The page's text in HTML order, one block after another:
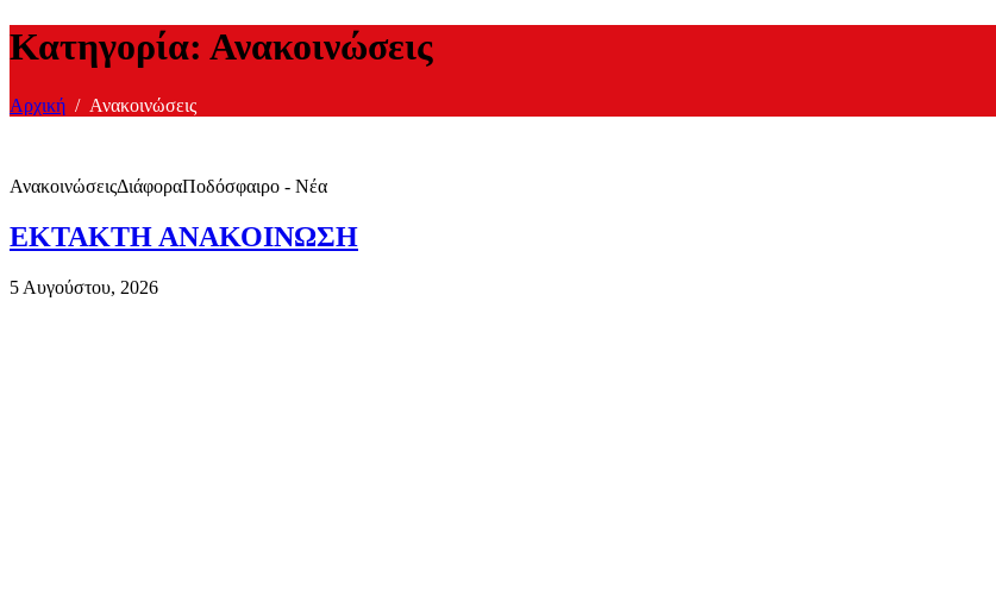
Κατηγορία: Ανακοινώσεις
Αρχική Ανακοινώσεις
ΑνακοινώσειςΔιάφοραΠοδόσφαιρο - Νέα
ΕΚΤΑΚΤΗ ΑΝΑΚΟΙΝΩΣΗ
5 Αυγούστου, 2026